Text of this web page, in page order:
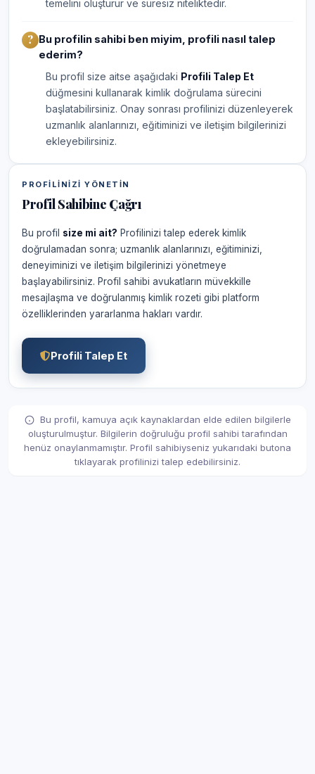
temelini oluşturur ve süresiz niteliktedir.
Bu profilin sahibi ben miyim, profili nasıl talep
ederim?
Bu profil size aitse aşağıdaki Profili Talep Et
düğmesini kullanarak kimlik doğrulama sürecini
başlatabilirsiniz. Onay sonrası profilinizi düzenleyerek
uzmanlık alanlarınızı, eğitiminizi ve iletişim bilgilerinizi
ekleyebilirsiniz.
PROFILINIZI YÖNETIN
Profil Sahibine Çağrı
Bu profil size mi ait? Profilinizi talep ederek kimlik
doğrulamadan sonra; uzmanlık alanlarınızı, eğitiminizi,
deneyiminizi ve iletişim bilgilerinizi yönetmeye
başlayabilirsiniz. Profil sahibi avukatların müvekkille
mesajlaşma ve doğrulanmış kimlik rozeti gibi platform
özelliklerinden yararlanma hakları vardır.
Profili Talep Et
Bu profil, kamuya açık kaynaklardan elde edilen bilgilerle
oluşturulmuştur. Bilgilerin doğruluğu profil sahibi tarafından
henüz onaylanmamıştır. Profil sahibiyseniz yukarıdaki butona
tıklayarak profilinizi talep edebilirsiniz.